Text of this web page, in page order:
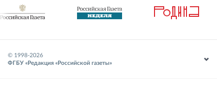
© 1998-2026
ФГБУ «Редакция «Российской газеты»